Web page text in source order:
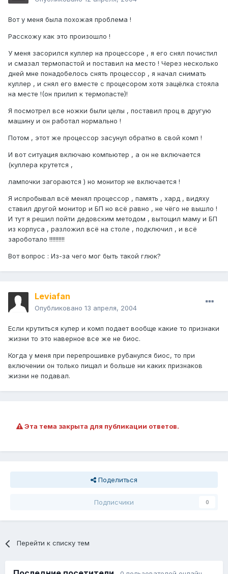
Вот у меня была похожая проблема !
Расскожу как это произошло !
У меня засорился куллер на процессоре , я его снял почистил
и смазал термопастой и поставил на место ! Через несколько
дней мне понадобелось снять процессор , я начал снимать
куллер , и снял его вместе с процесором хотя защёлка стояла
на месте !(он прилип к термопасте)!
Я посмотрел все ножки были целы , поставил проц в другую
машину и он работал нормально !
Потом , этот же процессор засунул обратно в свой комп !
И вот ситуация включаю компьютер , а он не включается
(куллера крутется ,
лампочки загораются ) но монитор не включается !
Я испробывал всё менял процессор , память , хард , видяху
ставил другой монитор и БП но всё равно , не чёго не вышло !
И тут я решил пойти дедовским методом , вытощил маму и БП
из корпуса , разложил всё на столе , подключил , и всё
зароботало !!!!!!!!!!
Вот вопрос : Из-за чего мог быть такой глюк?
Leviafan
Опубликовано 13 апреля, 2004
Если крутиться кулер и комп подает вообще какие то признаки
жизни то это наверное все же не биос.
Когда у меня при перепрошивке рубанулся биос, то при
включении он только пищал и больше ни каких признаков
жизни не подавал.
Эта тема закрыта для публикации ответов.
Поделиться
Подписчики 0
Перейти к списку тем